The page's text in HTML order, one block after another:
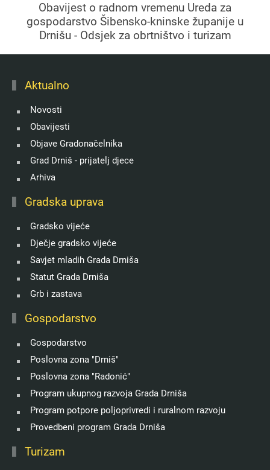
Obavijest o radnom vremenu Ureda za
gospodarstvo Šibensko-kninske županije u
Drnišu - Odsjek za obrtništvo i turizam
Aktualno
Novosti
Obavijesti
Objave Gradonačelnika
Grad Drniš - prijatelj djece
Arhiva
Gradska uprava
Gradsko vijeće
Dječje gradsko vijeće
Savjet mladih Grada Drniša
Statut Grada Drniša
Grb i zastava
Gospodarstvo
Gospodarstvo
Poslovna zona "Drniš"
Poslovna zona "Radonić"
Program ukupnog razvoja Grada Drniša
Program potpore poljoprivredi i ruralnom razvoju
Provedbeni program Grada Drniša
Turizam